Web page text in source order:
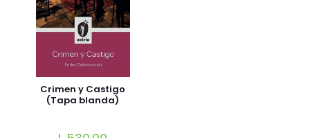
Crimen y Castigo
(Tapa blanda)